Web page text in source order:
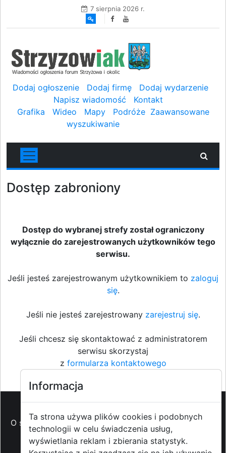
7 sierpnia 2026 r.
Dodaj ogłoszenie Dodaj firmę
Dodaj wydarzenie
Napisz wiadomość
Kontakt
Grafika
Wideo Mapy Podróże Zaawansowane
wyszukiwanie
Dostęp zabroniony
Dostęp do wybranej strefy został ograniczony
wyłącznie do zarejestrowanych użytkowników tego
serwisu.
Jeśli jesteś zarejestrowanym użytkownikiem to zaloguj
się.
Jeśli nie jesteś zarejestrowany zarejestruj się.
Jeśli chcesz się skontaktować z administratorem
serwisu skorzystaj
z formularza kontaktowego
O strzyzowiak.pl-Reklama-Pomoc (FAQ)-Patronat
medialny - Prawa autorskie- Redakcja i
kontakt -Współpraca z mediami
Informacja
Ta strona używa plików cookies i podobnych
technologii w celu świadczenia usług,
wyświetlania reklam i zbierania statystyk.